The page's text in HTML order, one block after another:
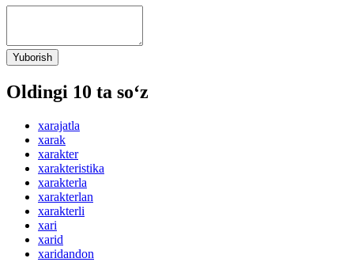
Yuborish
Oldingi 10 ta so‘z
xarajatla
xarak
xarakter
xarakteristika
xarakterla
xarakterlan
xarakterli
xari
xarid
xaridandon